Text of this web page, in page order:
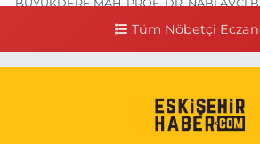
BÜYÜKDERE MAH. PROF. DR. NABİ AVCI
YENİDOĞAN MH.ŞEHİT SERKAN ÖZAYDIN
Tüm Nöbetçi